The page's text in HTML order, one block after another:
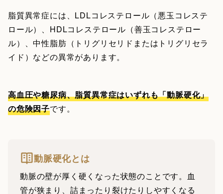
脂質異常症には、LDLコレステロール（悪玉コレステ
ロール）、HDLコレステロール（善玉コレステロー
ル）、中性脂肪（トリグリセリドまたはトリグリセラ
イド）などの異常があります。
高血圧や糖尿病、脂質異常症はいずれも「動脈硬化」
の危険因子です。
動脈硬化とは
動脈の壁が厚く硬くなった状態のことです。血
管が狭まり、詰まったり裂けたりしやすくなる